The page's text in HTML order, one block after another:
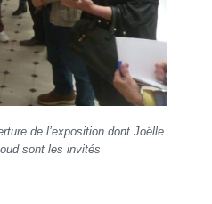
de l’exposition dont Joëlle
sont les invités